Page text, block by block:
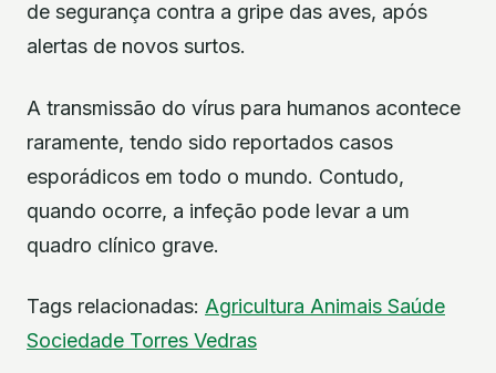
de segurança contra a gripe das aves, após
alertas de novos surtos.
A transmissão do vírus para humanos acontece
raramente, tendo sido reportados casos
esporádicos em todo o mundo. Contudo,
quando ocorre, a infeção pode levar a um
quadro clínico grave.
Tags relacionadas: Agricultura Animais Saúde
Sociedade Torres Vedras